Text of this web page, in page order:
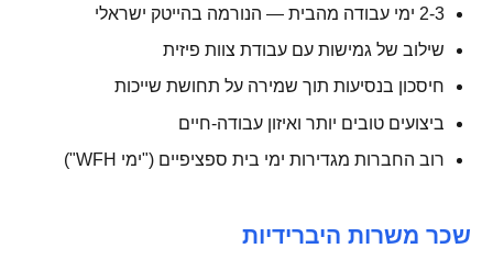
2-3 ימי עבודה מהבית — הנורמה בהייטק ישראלי
שילוב של גמישות עם עבודת צוות פיזית
חיסכון בנסיעות תוך שמירה על תחושת שייכות
ביצועים טובים יותר ואיזון עבודה-חיים
רוב החברות מגדירות ימי בית ספציפיים ("ימי WFH")
שכר משרות היברידיות